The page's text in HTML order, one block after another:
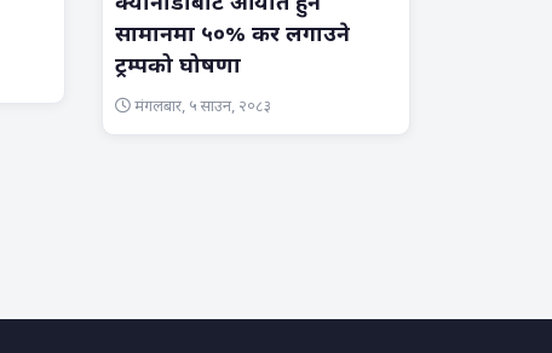
सामानमा ५०% कर लगाउने
ट्रम्पको घोषणा
मंगलबार, ५ साउन, २०८३